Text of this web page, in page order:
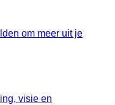
om meer uit je
visie en